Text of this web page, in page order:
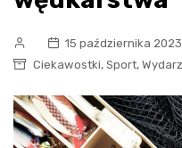
15 października 2023
Ciekawostki, Sport,